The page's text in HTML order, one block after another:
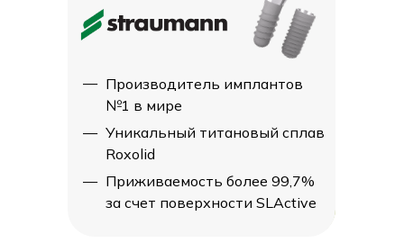
Приживаемость более 99,7%
за счет поверхности SLActive
Производитель имплантов
№1 в мире
Уникальный титановый сплав
Roxolid
—
—
—
Уникальный титановый сплав
Roxolid
Приживаемость более 99,7%
за счет поверхности SLActive
Производитель имплантов
№1 в мире
—
—
—